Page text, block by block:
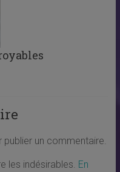
un commentaire.
les indésirables. En